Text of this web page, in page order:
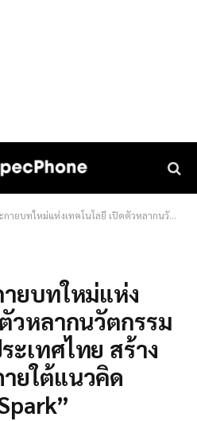
โลยี เปิดตัวหลากนวัตกรรมแห่งอนาคต ที่ประเทศไทย สร้างประวัติศาสตร์ภายใต้แนวคิด “Now Is Your Spark”
ยบทใหม่แห่ง
วหลากนวัตกรรม
เทศไทย สร้าง
ยใต้แนวคิด